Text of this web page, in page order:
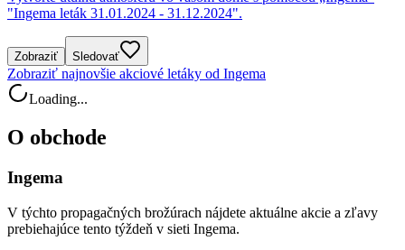
"Ingema leták 31.01.2024 - 31.12.2024".
Zobraziť Sledovať
Zobraziť najnovšie akciové letáky od Ingema
Loading...
O obchode
Ingema
V týchto propagačných brožúrach nájdete aktuálne akcie a zľavy
prebiehajúce tento týždeň v sieti Ingema.